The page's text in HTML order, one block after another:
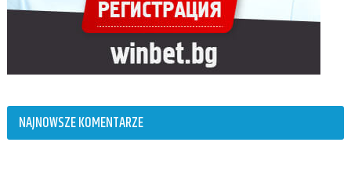
NAJNOWSZE KOMENTARZE